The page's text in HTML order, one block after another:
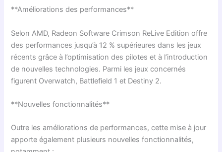
**Améliorations des performances**
Selon AMD, Radeon Software Crimson ReLive Edition offre
des performances jusqu’à 12 % supérieures dans les jeux
récents grâce à l’optimisation des pilotes et à l’introduction
de nouvelles technologies. Parmi les jeux concernés
figurent Overwatch, Battlefield 1 et Destiny 2.
**Nouvelles fonctionnalités**
Outre les améliorations de performances, cette mise à jour
apporte également plusieurs nouvelles fonctionnalités,